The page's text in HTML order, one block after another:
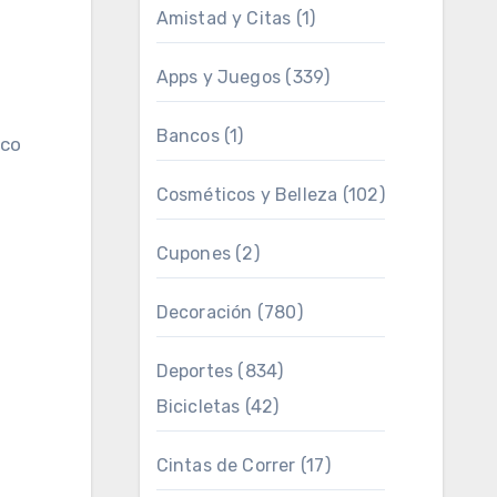
Amistad y Citas (1)
Apps y Juegos (339)
Bancos(1)
Cosméticos y Belleza (102)
Cupones(2)
Decoración (780)
Deportes (834)
Bicicletas (42)
Cintas de Correr (17)